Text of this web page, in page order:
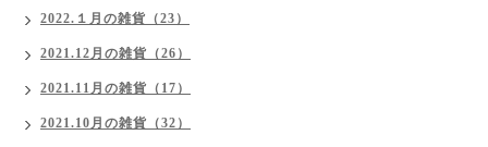
2022.１月の雑貨（23）
2021.12月の雑貨（26）
2021.11月の雑貨（17）
2021.10月の雑貨（32）